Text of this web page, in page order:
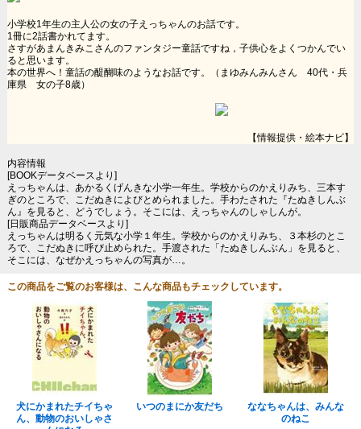
小学校1年生の主人公の女の子えっちゃんのお話です。
1冊に2話書かれてます。
さすがあまんきみこさんのファンタジー童話ですね，子供心をよくつかんでい
ると思います。
本の世界へ！童話の醍醐味のようなお話です。（まゆみんみんさん 40代・兵
庫県 女の子8歳）
【情報提供・絵本ナビ】
内容情報
[BOOKデータベースより]
えっちゃんは、あかるくげんきな小学一年生。学校からのかえりみち、三本す
ぎのところで、こだぬきによびとめられました。手わたされた『たぬきしんぶ
ん』を見ると、どうでしょう。そこには、えっちゃんのしゃしんが。
[日販商品データベースより]
えっちゃんは明るく元気な小学１年生。学校からのかえりみち、３本杉のとこ
ろで、こだぬきに呼び止められた。手渡された「たぬきしんぶん」を見ると、
そこには、なぜかえっちゃんの写真が…。
この商品をご覧のお客様は、こんな商品もチェックしています。
犬にかまれたチイちゃ
ん、動物のおいしゃさ
いつのまにか友だち
ななちゃんは、みんな
のねこ